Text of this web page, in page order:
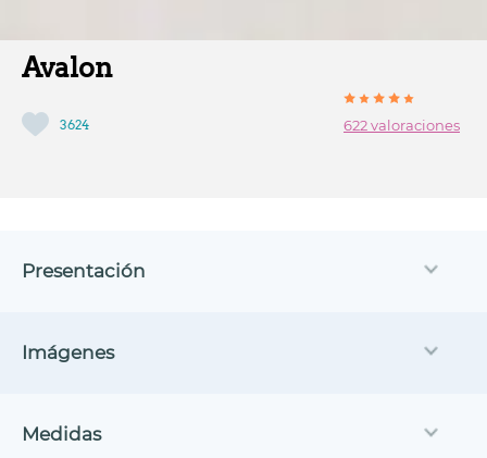
Avalon
3624 622 valoraciones
Presentación
Imágenes
Medidas